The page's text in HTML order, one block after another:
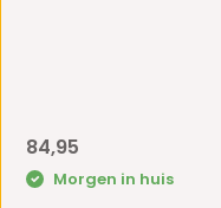
84,95
Morgen in huis